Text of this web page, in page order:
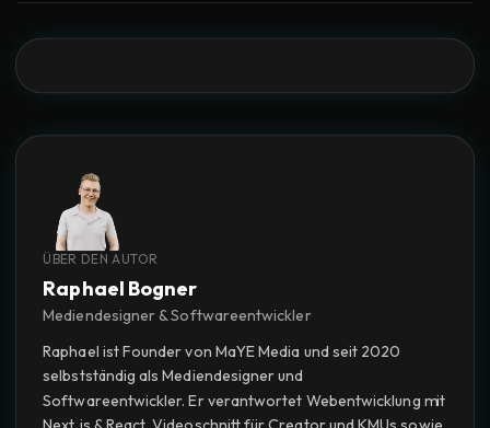
ÜBER DEN AUTOR
Raphael Bogner
Mediendesigner & Softwareentwickler
Raphael ist Founder von MaYE Media und seit 2020
selbstständig als Mediendesigner und
Softwareentwickler. Er verantwortet Webentwicklung mit